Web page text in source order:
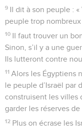
9 Il dit à son peuple :
peuple trop
10 Il faut trouver un
Sinon, s’il y a une
Ils lutteront contre
11 Alors les Égyptiens
le peuple d’Israël par
construisent les villes
garder les réserves
12 Plus on écrase les